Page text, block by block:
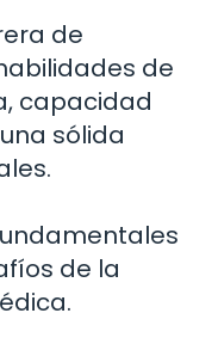
de
de
capacidad
sólida
de la